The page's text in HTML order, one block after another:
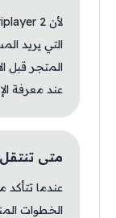
التي يريد
المتجر قبل
عند معرفة
متى تنتقل
عندما تتأكد
الخطوات